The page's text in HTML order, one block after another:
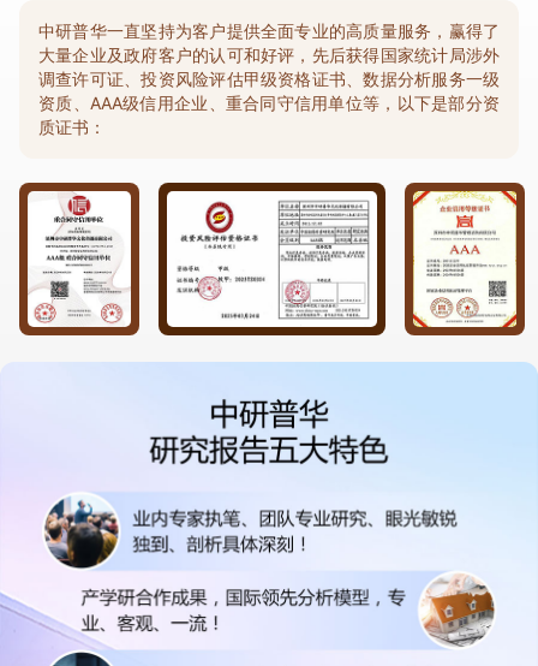
中研普华一直坚持为客户提供全面专业的高质量服务，赢得了
大量企业及政府客户的认可和好评，先后获得国家统计局涉外
调查许可证、投资风险评估甲级资格证书、数据分析服务一级
资质、AAA级信用企业、重合同守信用单位等，以下是部分资
质证书：